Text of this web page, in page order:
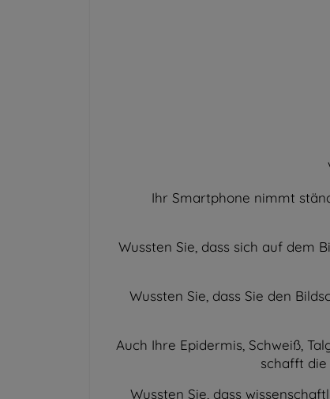
Ihr Smartphone nimmt
Wussten Sie, dass sich auf dem
Wussten Sie, dass Sie den
Auch Ihre Epidermis, Schweiß,
schafft
Wussten Sie, dass